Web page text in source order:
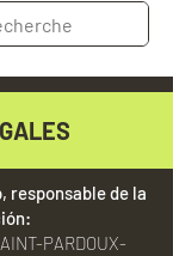
responsable de la
PARDOUX-